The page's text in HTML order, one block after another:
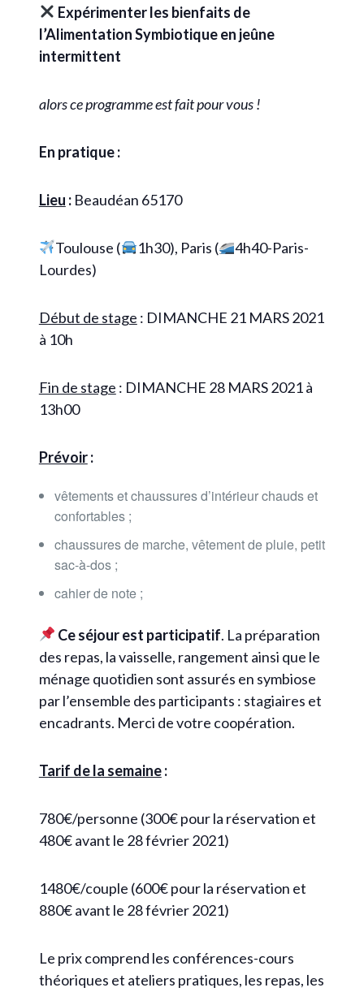
Expérimenter les bienfaits de
l’Alimentation Symbiotique en jeûne
intermittent
alors ce programme est fait pour vous !
En pratique :
Lieu :Beaudéan 65170
Toulouse ( 1h30), Paris (
4h40-Paris-
Lourdes)
Début de stage : DIMANCHE 21 MARS 2021
à 10h
Fin de stage : DIMANCHE 28 MARS 2021 à
13h00
Prévoir:
vêtements et chaussures d’intérieur chauds et
confortables ;
chaussures de marche, vêtement de pluie, petit
sac-à-dos ;
cahier de note ;
Ce séjour est participatif. La préparation
des repas, la vaisselle, rangement ainsi que le
ménage quotidien sont assurés en symbiose
par l’ensemble des participants : stagiaires et
encadrants. Merci de votre coopération.
Tarif de la semaine:
780€/personne (300€ pour la réservation et
480€ avant le 28 février 2021)
1480€/couple (600€ pour la réservation et
880€ avant le 28 février 2021)
Le prix comprend les conférences-cours
théoriques et ateliers pratiques, les repas, les